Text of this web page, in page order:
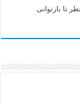
تا بازتوانی